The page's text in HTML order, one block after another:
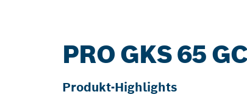
PRO GKS 65
Produkt-Highlights